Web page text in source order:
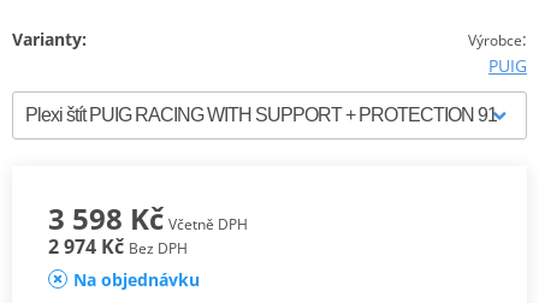
Výrobce:
PUIG
Varianty:
3 598 Kč Včetně DPH
2 974 Kč Bez DPH
Na objednávku